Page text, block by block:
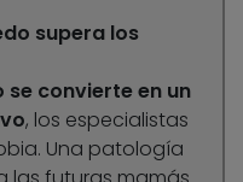
supera los
convierte en un
, los especialistas
Una patología